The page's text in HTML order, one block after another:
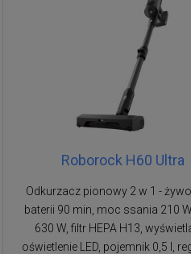
Roborock H60 Ultra
Odkurzacz pionowy 2 w 1 -
baterii 90 min, moc ssania 210
630 W, filtr HEPA H13,
oświetlenie LED, pojemnik 0,5 l,